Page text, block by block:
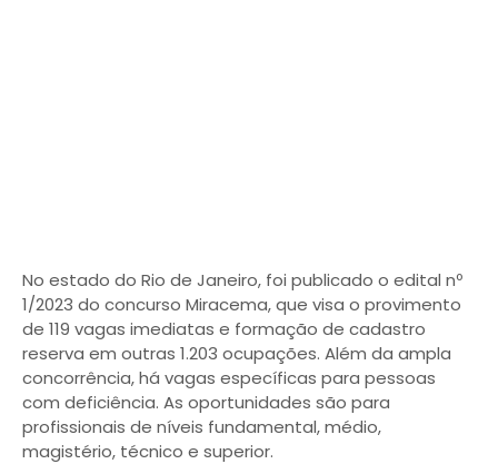
No estado do Rio de Janeiro, foi publicado o edital nº
1/2023 do concurso Miracema, que visa o provimento
de 119 vagas imediatas e formação de cadastro
reserva em outras 1.203 ocupações. Além da ampla
concorrência, há vagas específicas para pessoas
com deficiência. As oportunidades são para
profissionais de níveis fundamental, médio,
magistério, técnico e superior.